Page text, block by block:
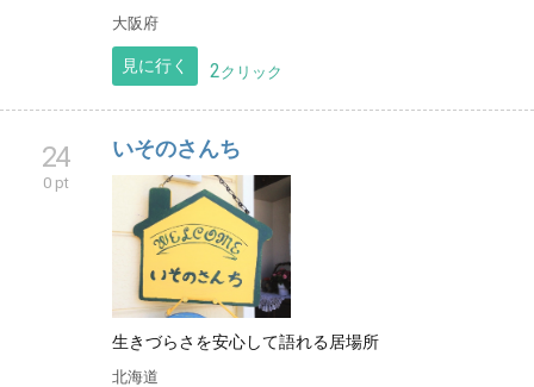
大阪府
見に行く 2クリック
24
0 pt
いそのさんち
生きづらさを安心して語れる居場所
北海道